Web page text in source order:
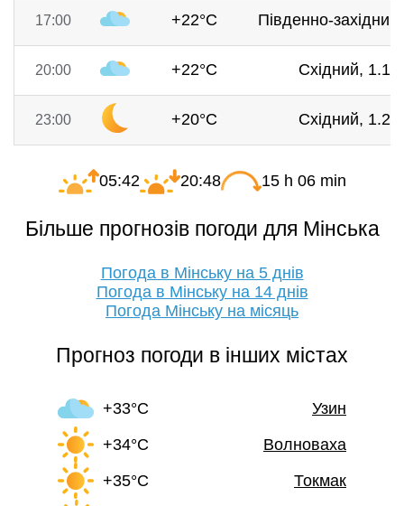
17:00 +22°C Південно-
20:00 +22°C Східний, 1.1
23:00 +20°C Східний, 1.2
05:42 20:48 15 h 06 min
Більше прогнозів погоди для Мінська
Погода в Мінську на 5 днів
Погода в Мінську на 14 днів
Погода Мінську на місяць
Прогноз погоди в інших містах
+33°C
Узин
+34°C
Волноваха
+35°C
Токмак